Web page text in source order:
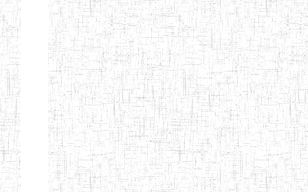
Chercher:
Effacer les filtres
Denomination
Type